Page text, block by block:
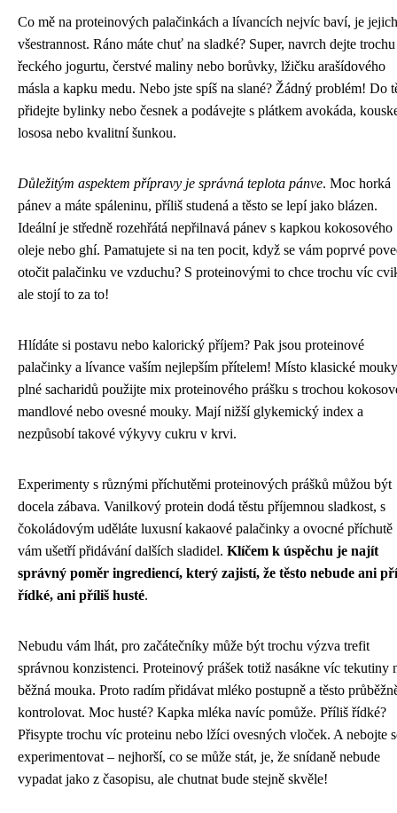
Co mě na proteinových palačinkách a lívancích nejvíc baví, je jejich
všestrannost. Ráno máte chuť na sladké? Super, navrch dejte trochu
řeckého jogurtu, čerstvé maliny nebo borůvky, lžičku arašídového
másla a kapku medu. Nebo jste spíš na slané? Žádný problém! Do
přidejte bylinky nebo česnek a podávejte s plátkem avokáda,
lososa nebo kvalitní šunkou.
Důležitým aspektem přípravy je správná teplota pánve. Moc horká
pánev a máte spáleninu, příliš studená a těsto se lepí jako blázen.
Ideální je středně rozehřátá nepřilnavá pánev s kapkou kokosového
oleje nebo ghí. Pamatujete si na ten pocit, když se vám poprvé
otočit palačinku ve vzduchu? S proteinovými to chce trochu víc
ale stojí to za to!
Hlídáte si postavu nebo kalorický příjem? Pak jsou proteinové
palačinky a lívance vaším nejlepším přítelem! Místo klasické mouky
plné sacharidů použijte mix proteinového prášku s trochou
mandlové nebo ovesné mouky. Mají nižší glykemický index a
nezpůsobí takové výkyvy cukru v krvi.
Experimenty s různými příchutěmi proteinových prášků můžou být
docela zábava. Vanilkový protein dodá těstu příjemnou sladkost, s
čokoládovým uděláte luxusní kakaové palačinky a ovocné příchutě
vám ušetří přidávání dalších sladidel. Klíčem k úspěchu je najít
správný poměr ingrediencí, který zajistí, že těsto nebude ani
řídké, ani příliš husté.
Nebudu vám lhát, pro začátečníky může být trochu výzva trefit
správnou konzistenci. Proteinový prášek totiž nasákne víc tekutiny
běžná mouka. Proto radím přidávat mléko postupně a těsto
kontrolovat. Moc husté? Kapka mléka navíc pomůže. Příliš řídké?
Přisypte trochu víc proteinu nebo lžíci ovesných vloček. A nebojte
experimentovat – nejhorší, co se může stát, je, že snídaně nebude
vypadat jako z časopisu, ale chutnat bude stejně skvěle!